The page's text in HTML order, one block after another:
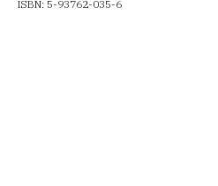
ISBN: 5-93762-035-6